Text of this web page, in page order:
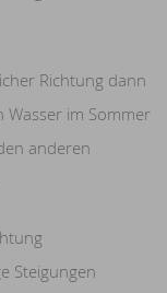
Richtung dann
Wasser im Sommer
anderen
Steigungen